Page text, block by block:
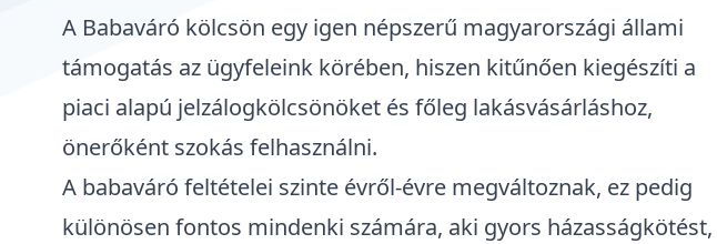
A Babaváró kölcsön egy igen népszerű magyarországi állami
támogatás az ügyfeleink körében, hiszen kitűnően kiegészíti a
piaci alapú jelzálogkölcsönöket és főleg lakásvásárláshoz,
önerőként szokás felhasználni.
A babaváró feltételei szinte évről-évre megváltoznak, ez pedig
különösen fontos mindenki számára, aki gyors házasságkötést,